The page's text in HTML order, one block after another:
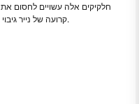
חלקיקים אלה עשויים לחסום
קרועה של נייר גיבוי יכולה להיות מספיקה כדי לגרום לבצים חוזרים.